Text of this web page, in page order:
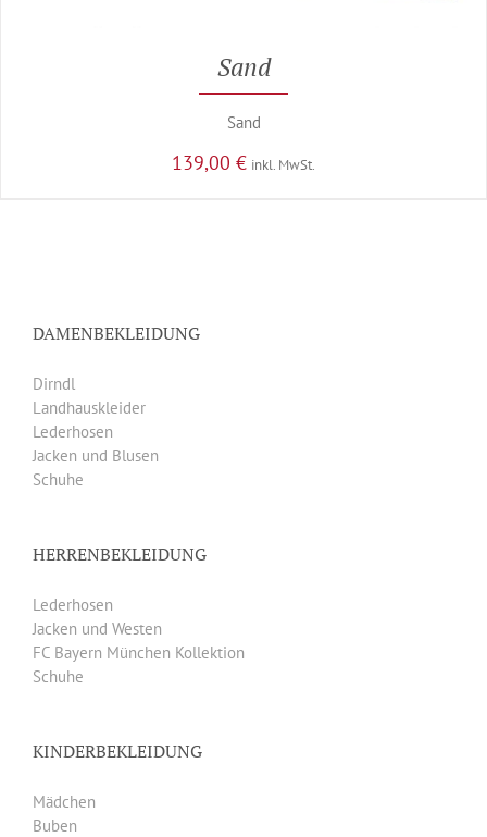
Sand
Sand
139,00 € inkl. MwSt.
DAMENBEKLEIDUNG
Dirndl
Landhauskleider
Lederhosen
Jacken und Blusen
Schuhe
HERRENBEKLEIDUNG
Lederhosen
Jacken und Westen
FC Bayern München Kollektion
Schuhe
KINDERBEKLEIDUNG
Mädchen
Buben